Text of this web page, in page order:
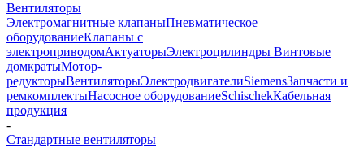
Вентиляторы
Электромагнитные клапаныПневматическое
оборудованиеКлапаны с
электроприводомАктуаторыЭлектроцилиндры Винтовые
домкратыМотор-
редукторыВентиляторыЭлектродвигателиSiemensЗапчасти и
ремкомплектыНасосное оборудованиеSchischekКабельная
продукция
-
Стандартные вентиляторы